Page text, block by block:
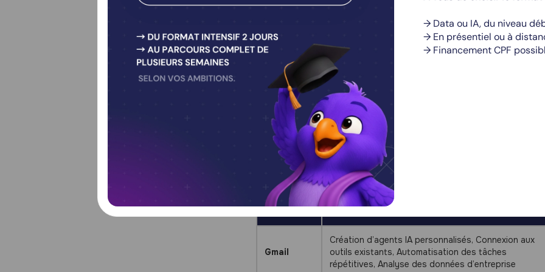
→ Data ou IA, du niveau
→ En présentiel ou à
→ Financement CPF
Intégration et
l'écosystème
Intégration avec les services tiers existants
Le Chat Enterprise s’intègre aux outils de gestion documentaire
Cette interopérabilité permet aux employés de
contextuelle et une automatisation ciblée.
SERVICE
FONCTIONNALITÉS D'INTÉGRATION
Gmail
Création d’agents IA personnalisés, Connexion aux
outils existants, Automatisation des tâches
répétitives, Analyse des données d’entreprise